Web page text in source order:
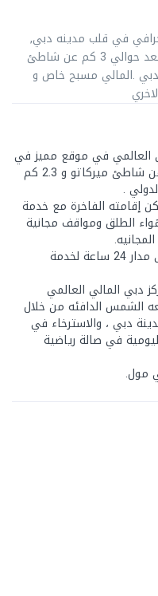
في قلب مدينه دبي,
حيث يقع فندق والدورف استوريا علي بعد حوالي 3 كم عن شاطئ
دبي .المالي مسبح خاص و
العالمي في موقع مميز في
قلب مدينه دبي، و يبعد حوالي 3 كم من شاطئ ميركاتو و 2.3 كم
إقامته الفاخرة مع خدمة
الطلق ومواقف مجانية
يوفر الفندق مكتب استقبال يعمل على مدار 24 ساعة لخدمة
دبي المالي العالمي
الشمس الدافئه من خلال
دبي ، والاسترخاء في
في صالة رياضية
مول.